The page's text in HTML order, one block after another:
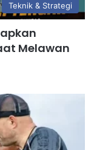
Teknik & Strategi
Melawan